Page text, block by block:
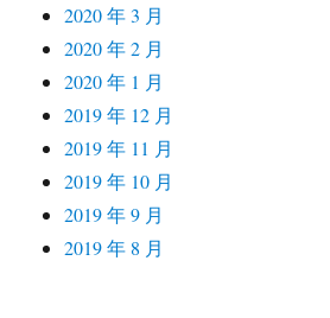
2020 年 3 月
2020 年 2 月
2020 年 1 月
2019 年 12 月
2019 年 11 月
2019 年 10 月
2019 年 9 月
2019 年 8 月